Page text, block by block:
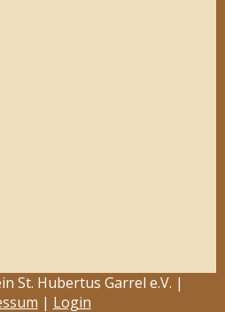
St. Hubertus Garrel e.V. |
| Login